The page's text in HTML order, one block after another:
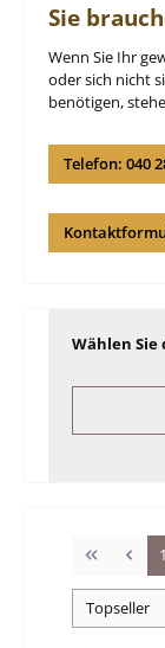
Sie
Wenn Sie Ihr
oder sich nicht
benötigen,
Telefon: 040
Wählen Sie
1